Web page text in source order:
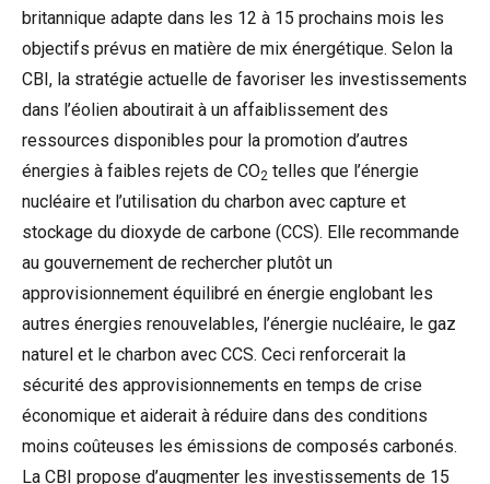
britannique adapte dans les 12 à 15 prochains mois les
objectifs prévus en matière de mix énergétique. Selon la
CBI, la stratégie actuelle de favoriser les investissements
dans l’éolien aboutirait à un affaiblissement des
ressources disponibles pour la promotion d’autres
énergies à faibles rejets de CO2 telles que l’énergie
nucléaire et l’utilisation du charbon avec capture et
stockage du dioxyde de carbone (CCS). Elle recommande
au gouvernement de rechercher plutôt un
approvisionnement équilibré en énergie englobant les
autres énergies renouvelables, l’énergie nucléaire, le gaz
naturel et le charbon avec CCS. Ceci renforcerait la
sécurité des approvisionnements en temps de crise
économique et aiderait à réduire dans des conditions
moins coûteuses les émissions de composés carbonés.
La CBI propose d’augmenter les investissements de 15